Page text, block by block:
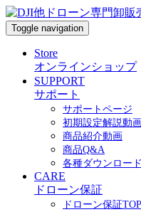
Toggle navigation
Store
オンラインショップ
SUPPORT
サポート
サポートページ
初期設定解説動画
商品紹介動画
商品Q&A
各種ダウンロード
CARE
ドローン保証
ドローン保証TOP